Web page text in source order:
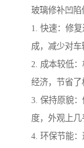
玻璃修补凹陷
1. 快速：修
成，减少对车
2. 成本较低
经济，节省了
3. 保持原貌
度，外观上几
4. 环保节能